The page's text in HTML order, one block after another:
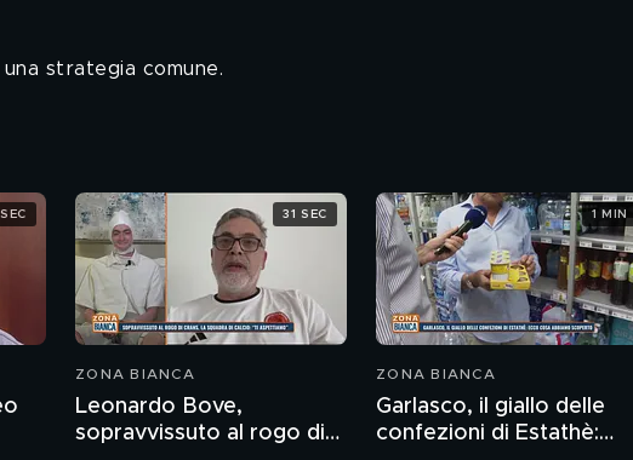
strategia comune.
ZONA BIANCA
Leonardo Bove,
sopravvissuto al rogo di
31 SEC
ZONA BIANCA
Garlasco, il giallo delle
confezioni di Estathè:
1 MIN